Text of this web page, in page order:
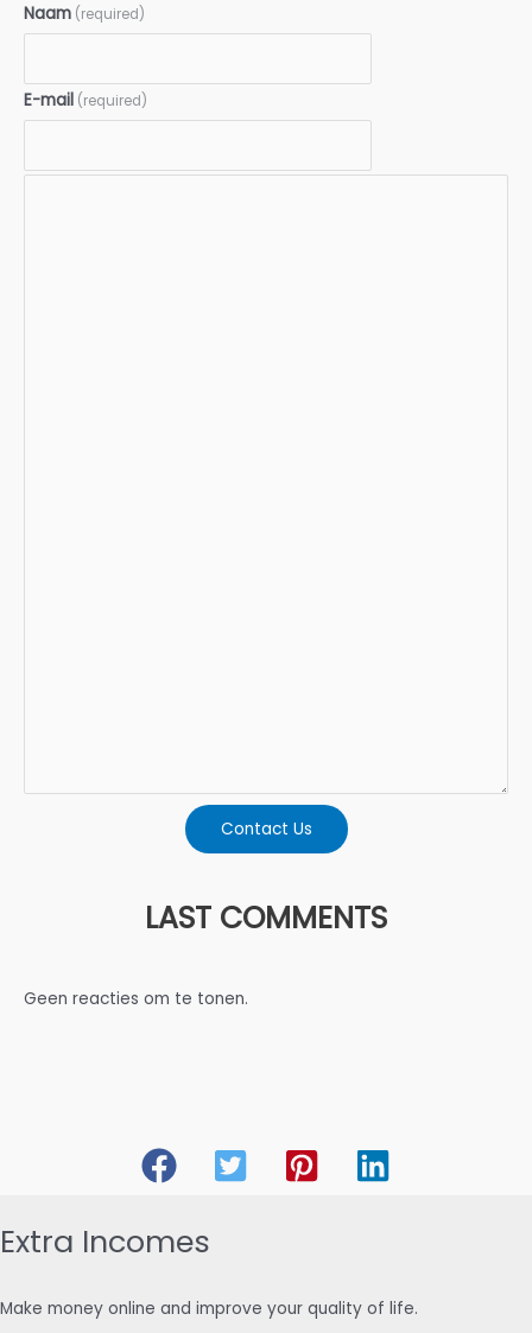
Naam (required)
E-mail (required)
Contact Us
LAST COMMENTS
Geen reacties om te tonen.
Extra Incomes
Make money online and improve your quality of life.